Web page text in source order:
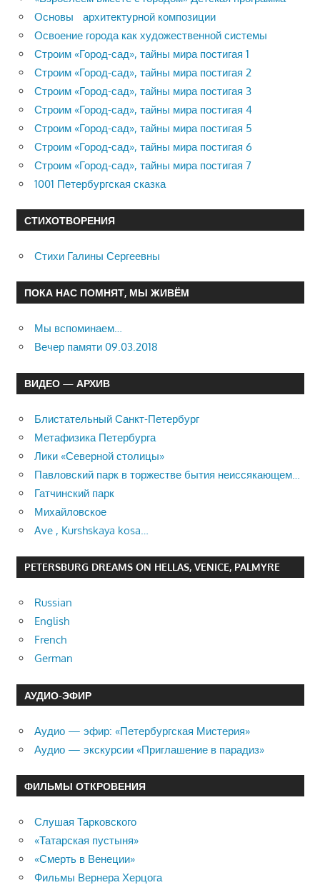
Основы архитектурной композиции
Освоение города как художественной системы
Строим «Город-сад», тайны мира постигая 1
Строим «Город-сад», тайны мира постигая 2
Строим «Город-сад», тайны мира постигая 3
Строим «Город-сад», тайны мира постигая 4
Строим «Город-сад», тайны мира постигая 5
Строим «Город-сад», тайны мира постигая 6
Строим «Город-сад», тайны мира постигая 7
1001 Петербургская сказка
СТИХОТВОРЕНИЯ
Стихи Галины Сергеевны
ПОКА НАС ПОМНЯТ, МЫ ЖИВЁМ
Мы вспоминаем…
Вечер памяти 09.03.2018
ВИДЕО — АРХИВ
Блистательный Санкт-Петербург
Метафизика Петербурга
Лики «Северной столицы»
Павловский парк в торжестве бытия неиссякающем…
Гатчинский парк
Михайловское
Ave , Kurshskaya kosa…
PETERSBURG DREAMS ON HELLAS, VENICE, PALMYRE
Russian
English
French
German
АУДИО-ЭФИР
Аудио — эфир: «Петербургская Мистерия»
Аудио — экскурсии «Приглашение в парадиз»
ФИЛЬМЫ ОТКРОВЕНИЯ
Слушая Тарковского
«Татарская пустыня»
«Смерть в Венеции»
Фильмы Вернера Херцога